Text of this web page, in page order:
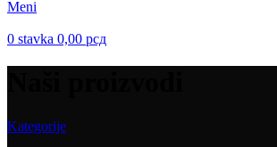
Meni
0 stavka 0,00 рсд
Kategorije